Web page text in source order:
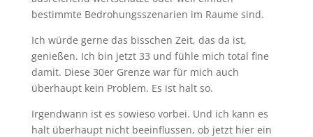
bestimmte Bedrohungsszenarien im Raume sind.
Ich würde gerne das bisschen Zeit, das da ist,
genießen. Ich bin jetzt 33 und fühle mich total fine
damit. Diese 30er Grenze war für mich auch
überhaupt kein Problem. Es ist halt so.
Irgendwann ist es sowieso vorbei. Und ich kann es
halt überhaupt nicht beeinflussen, ob jetzt hier ein